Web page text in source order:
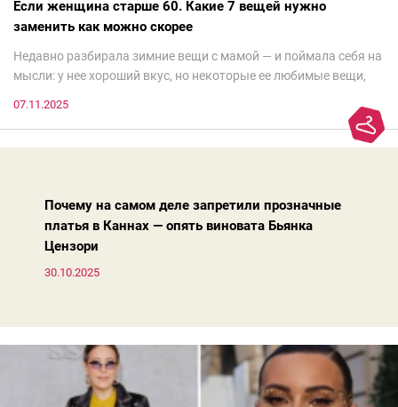
Если женщина старше 60. Какие 7 вещей нужно
заменить как можно скорее
Недавно разбирала зимние вещи с мамой — и поймала себя на
мысли: у нее хороший вкус, но некоторые ее любимые вещи,
моды. Вовсе нет.Проблема в том, что сама мода сделала шаг
07.11.2025
Почему на самом деле запретили прозначные
платья в Каннах — опять виновата Бьянка
Цензори
30.10.2025